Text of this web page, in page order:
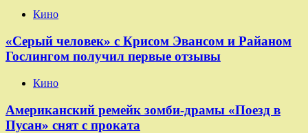
Кино
«Серый человек» с Крисом Эвансом и Райаном
Гослингом получил первые отзывы
Кино
Американский ремейк зомби-драмы «Поезд в
Пусан» снят с проката